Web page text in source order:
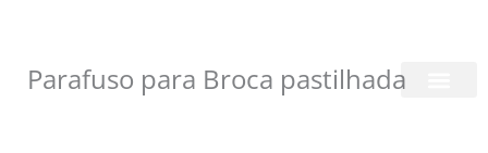
contentParafuso para Broca pastilhada